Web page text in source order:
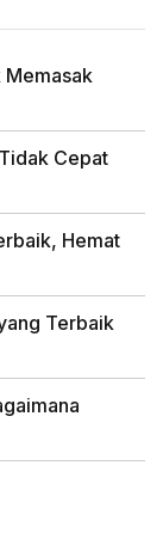
Memasak
Cepat
Hemat
Terbaik